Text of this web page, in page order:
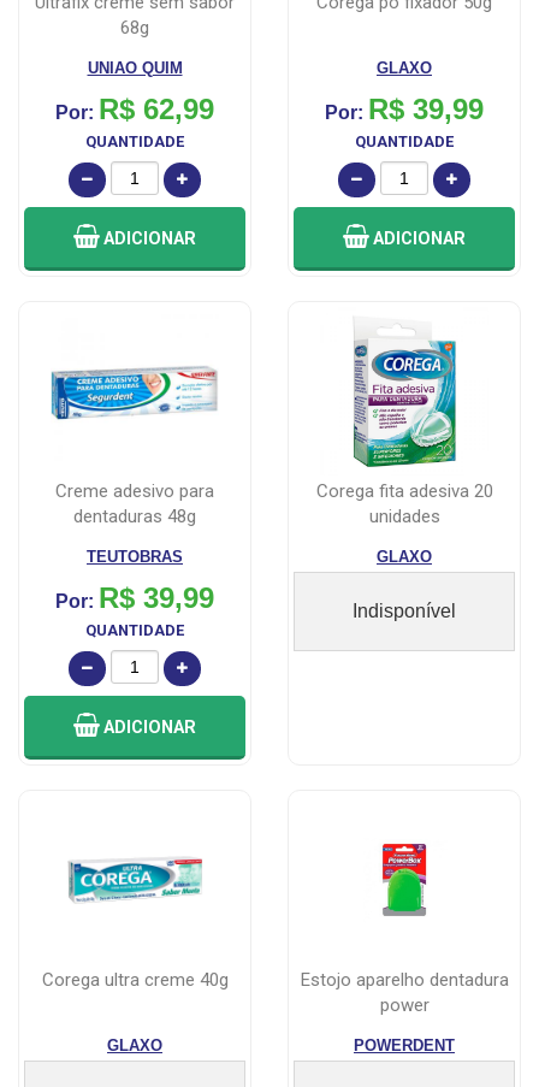
68g
UNIAO QUIM
Por: R$ 62,99
QUANTIDADE
ADICIONAR
GLAXO
Por: R$ 39,99
QUANTIDADE
ADICIONAR
creme adesivo para
dentaduras 48g
TEUTOBRAS
Por: R$ 39,99
QUANTIDADE
ADICIONAR
corega fita adesiva 20
unidades
GLAXO
Indisponível
corega ultra creme 40g
GLAXO
estojo aparelho dentadura
power
POWERDENT